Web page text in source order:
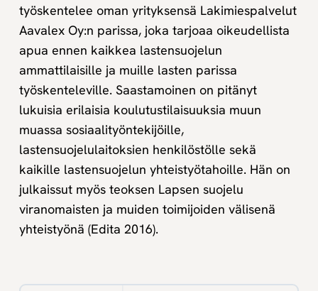
työskentelee oman yrityksensä Lakimiespalvelut
Aavalex Oy:n parissa, joka tarjoaa oikeudellista
apua ennen kaikkea lastensuojelun
ammattilaisille ja muille lasten parissa
työskenteleville. Saastamoinen on pitänyt
lukuisia erilaisia koulutustilaisuuksia muun
muassa sosiaalityöntekijöille,
lastensuojelulaitoksien henkilöstölle sekä
kaikille lastensuojelun yhteistyötahoille. Hän on
julkaissut myös teoksen Lapsen suojelu
viranomaisten ja muiden toimijoiden välisenä
yhteistyönä (Edita 2016).